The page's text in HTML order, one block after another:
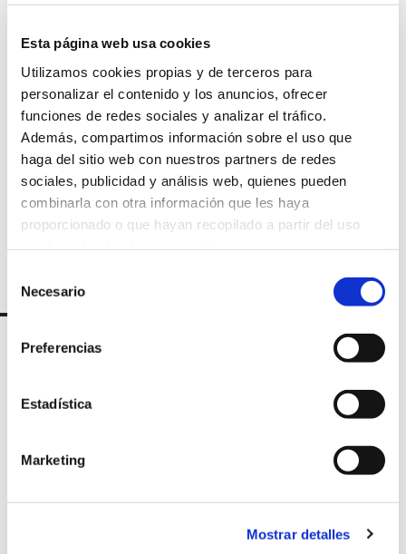
Esta página web usa cookies
Utilizamos cookies propias y de terceros para
personalizar el contenido y los anuncios, ofrecer
funciones de redes sociales y analizar el tráfico.
Además, compartimos información sobre el uso que
haga del sitio web con nuestros partners de redes
sociales, publicidad y análisis web, quienes pueden
combinarla con otra información que les haya
proporcionado o que hayan recopilado a partir del uso
consentimiento
Necesario
Preferencias
Estadística
Marketing
Mostrar detalles
Suscríbete a
nuestra
newsletter
15006 A Coruña